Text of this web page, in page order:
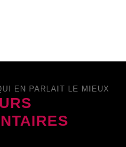
EN PARLAIT LE MIEUX